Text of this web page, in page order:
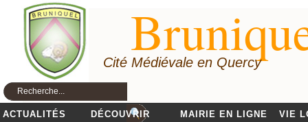
Cité Médiévale en Quercy
ACTUALITÉS DÉCOUVRIR MAIRIE EN LIGNE VIE